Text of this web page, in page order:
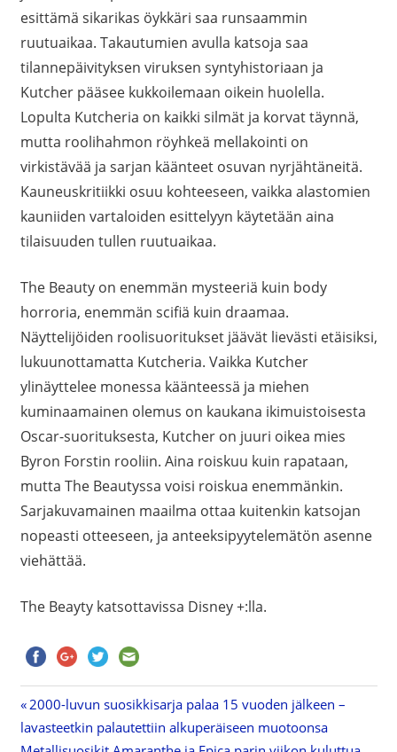
esittämä sikarikas öykkäri saa runsaammin
ruutuaikaa. Takautumien avulla katsoja saa
tilannepäivityksen viruksen syntyhistoriaan ja
Kutcher pääsee kukkoilemaan oikein huolella.
Lopulta Kutcheria on kaikki silmät ja korvat täynnä,
mutta roolihahmon röyhkeä mellakointi on
virkistävää ja sarjan käänteet osuvan nyrjähtäneitä.
Kauneuskritiikki osuu kohteeseen, vaikka alastomien
kauniiden vartaloiden esittelyyn käytetään aina
tilaisuuden tullen ruutuaikaa.
The Beauty on enemmän mysteeriä kuin body
horroria, enemmän scifiä kuin draamaa.
Näyttelijöiden roolisuoritukset jäävät lievästi etäisiksi,
lukuunottamatta Kutcheria. Vaikka Kutcher
ylinäyttelee monessa käänteessä ja miehen
kuminaamainen olemus on kaukana ikimuistoisesta
Oscar-suorituksesta, Kutcher on juuri oikea mies
Byron Forstin rooliin. Aina roiskuu kuin rapataan,
mutta The Beautyssa voisi roiskua enemmänkin.
Sarjakuvamainen maailma ottaa kuitenkin katsojan
nopeasti otteeseen, ja anteeksipyytelemätön asenne
viehättää.
The Beayty katsottavissa Disney +:lla.
Artikkelien
Previous
Post:
2000-luvun suosikkisarja palaa 15 vuoden jälkeen –
lavasteetkin palautettiin alkuperäiseen muotoonsa